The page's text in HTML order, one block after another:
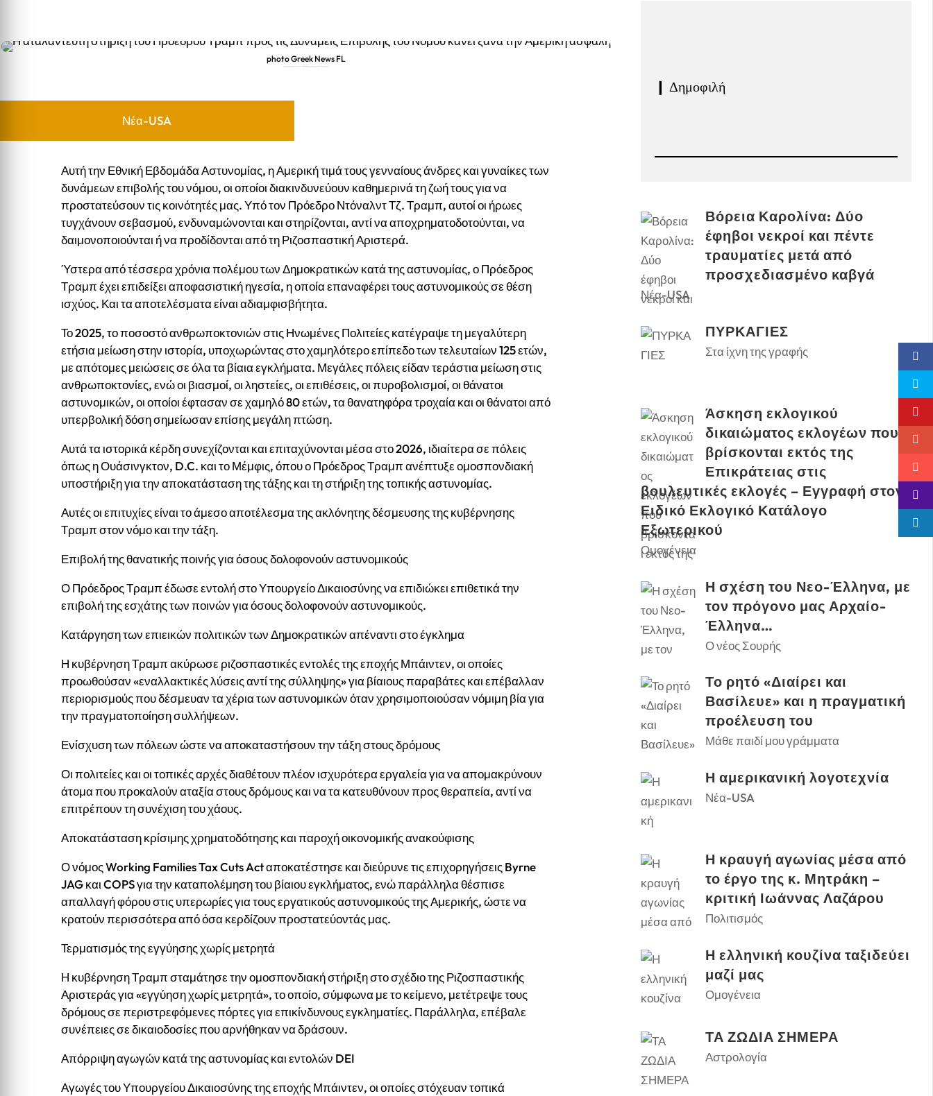
photo Greek News FL
Νέα-USA
Αυτή την Εθνική Εβδομάδα Αστυνομίας, η Αμερική τιμά τους γενναίους άνδρες και γυναίκες των
δυνάμεων επιβολής του νόμου, οι οποίοι διακινδυνεύουν καθημερινά τη ζωή τους για να
προστατεύσουν τις κοινότητές μας. Υπό τον Πρόεδρο Ντόναλντ Τζ. Τραμπ, αυτοί οι ήρωες
τυγχάνουν σεβασμού, ενδυναμώνονται και στηρίζονται, αντί να αποχρηματοδοτούνται, να
δαιμονοποιούνται ή να προδίδονται από τη Ριζοσπαστική Αριστερά.
Ύστερα από τέσσερα χρόνια πολέμου των Δημοκρατικών κατά της αστυνομίας, ο Πρόεδρος
Τραμπ έχει επιδείξει αποφασιστική ηγεσία, η οποία επαναφέρει τους αστυνομικούς σε θέση
ισχύος. Και τα αποτελέσματα είναι αδιαμφισβήτητα.
Το 2025, το ποσοστό ανθρωποκτονιών στις Ηνωμένες Πολιτείες κατέγραψε τη μεγαλύτερη
ετήσια μείωση στην ιστορία, υποχωρώντας στο χαμηλότερο επίπεδο των τελευταίων 125 ετών,
με απότομες μειώσεις σε όλα τα βίαια εγκλήματα. Μεγάλες πόλεις είδαν τεράστια μείωση στις
ανθρωποκτονίες, ενώ οι βιασμοί, οι ληστείες, οι επιθέσεις, οι πυροβολισμοί, οι θάνατοι
αστυνομικών, οι οποίοι έφτασαν σε χαμηλό 80 ετών, τα θανατηφόρα τροχαία και οι θάνατοι από
υπερβολική δόση σημείωσαν επίσης μεγάλη πτώση.
Αυτά τα ιστορικά κέρδη συνεχίζονται και επιταχύνονται μέσα στο 2026, ιδιαίτερα σε πόλεις
όπως η Ουάσινγκτον, D.C. και το Μέμφις, όπου ο Πρόεδρος Τραμπ ανέπτυξε ομοσπονδιακή
υποστήριξη για την αποκατάσταση της τάξης και τη στήριξη της τοπικής αστυνομίας.
Αυτές οι επιτυχίες είναι το άμεσο αποτέλεσμα της ακλόνητης δέσμευσης της κυβέρνησης
Τραμπ στον νόμο και την τάξη.
Επιβολή της θανατικής ποινής για όσους δολοφονούν αστυνομικούς
Ο Πρόεδρος Τραμπ έδωσε εντολή στο Υπουργείο Δικαιοσύνης να επιδιώκει επιθετικά την
επιβολή της εσχάτης των ποινών για όσους δολοφονούν αστυνομικούς.
Κατάργηση των επιεικών πολιτικών των Δημοκρατικών απέναντι στο έγκλημα
Η κυβέρνηση Τραμπ ακύρωσε ριζοσπαστικές εντολές της εποχής Μπάιντεν, οι οποίες
προωθούσαν «εναλλακτικές λύσεις αντί της σύλληψης» για βίαιους παραβάτες και επέβαλλαν
περιορισμούς που δέσμευαν τα χέρια των αστυνομικών όταν χρησιμοποιούσαν νόμιμη βία για
την πραγματοποίηση συλλήψεων.
Ενίσχυση των πόλεων ώστε να αποκαταστήσουν την τάξη στους δρόμους
Οι πολιτείες και οι τοπικές αρχές διαθέτουν πλέον ισχυρότερα εργαλεία για να απομακρύνουν
άτομα που προκαλούν αταξία στους δρόμους και να τα κατευθύνουν προς θεραπεία, αντί να
επιτρέπουν τη συνέχιση του χάους.
Αποκατάσταση κρίσιμης χρηματοδότησης και παροχή οικονομικής ανακούφισης
Ο νόμος Working Families Tax Cuts Act αποκατέστησε και διεύρυνε τις επιχορηγήσεις Byrne
JAG και COPS για την καταπολέμηση του βίαιου εγκλήματος, ενώ παράλληλα θέσπισε
απαλλαγή φόρου στις υπερωρίες για τους εργατικούς αστυνομικούς της Αμερικής, ώστε να
κρατούν περισσότερα από όσα κερδίζουν προστατεύοντάς μας.
Τερματισμός της εγγύησης χωρίς μετρητά
Η κυβέρνηση Τραμπ σταμάτησε την ομοσπονδιακή στήριξη στο σχέδιο της Ριζοσπαστικής
Αριστεράς για «εγγύηση χωρίς μετρητά», το οποίο, σύμφωνα με το κείμενο, μετέτρεψε τους
δρόμους σε περιστρεφόμενες πόρτες για επικίνδυνους εγκληματίες. Παράλληλα, επέβαλε
συνέπειες σε δικαιοδοσίες που αρνήθηκαν να δράσουν.
Απόρριψη αγωγών κατά της αστυνομίας και εντολών DEI
Αγωγές του Υπουργείου Δικαιοσύνης της εποχής Μπάιντεν, οι οποίες στόχευαν τοπικά
❙ Δημοφιλή
Βόρεια Καρολίνα: Δύο
έφηβοι νεκροί και πέντε
τραυματίες μετά από
προσχεδιασμένο καβγά
Νέα-USA
ΠΥΡΚΑΓΙΕΣ
Στα ίχνη της γραφής
Άσκηση εκλογικού
δικαιώματος εκλογέων που
βρίσκονται εκτός της
Επικράτειας στις
βουλευτικές εκλογές – Εγγραφή στον
Ειδικό Εκλογικό Κατάλογο
Εξωτερικού
Ομογένεια
Η σχέση του Νεο-Έλληνα, με
τον πρόγονο μας Αρχαίο-
Έλληνα…
Ο νέος Σουρής
Το ρητό «Διαίρει και
Βασίλευε» και η πραγματική
προέλευση του
Μάθε παιδί μου γράμματα
Η αμερικανική λογοτεχνία
Νέα-USA
Η κραυγή αγωνίας μέσα από
το έργο της κ. Μητράκη –
κριτική Ιωάννας Λαζάρου
Πολιτισμός
Η ελληνική κουζίνα ταξιδεύει
μαζί μας
Ομογένεια
ΤΑ ΖΩΔΙΑ ΣΗΜΕΡΑ
Αστρολογία